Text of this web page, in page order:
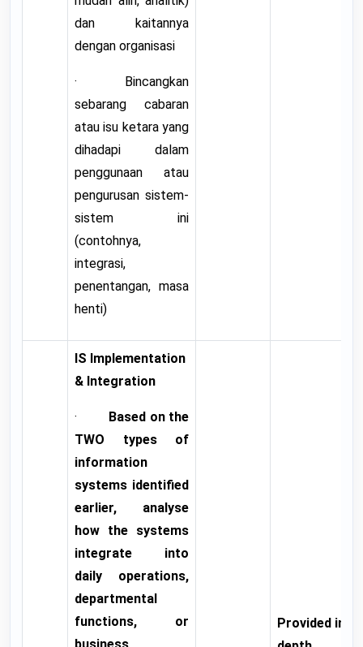
dan kaitannya
dengan organisasi
· Bincangkan
sebarang cabaran
atau isu ketara yang
dihadapi dalam
penggunaan atau
pengurusan sistem-
sistem ini
(contohnya,
integrasi,
penentangan, masa
henti)
IS Implementation
& Integration
· Based on the
TWO types of
information
systems identified
earlier, analyse
how the systems
integrate into
daily operations,
departmental
functions, or
Provided in